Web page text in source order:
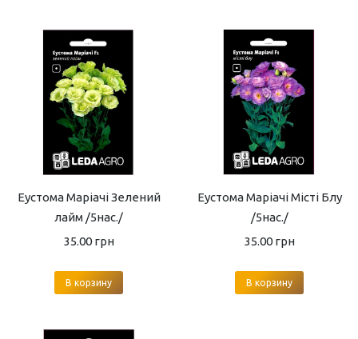
Еустома Маріачі Зелений
лайм /5нас./
35.00 грн
В корзину
Еустома Маріачі Місті Блу
/5нас./
35.00 грн
В корзину